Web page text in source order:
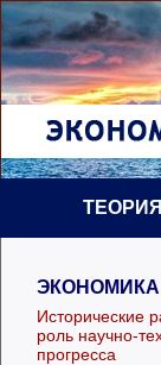
ТЕОРИЯ
ЭКОНОМИКА
Исторические
роль научно-
прогресса